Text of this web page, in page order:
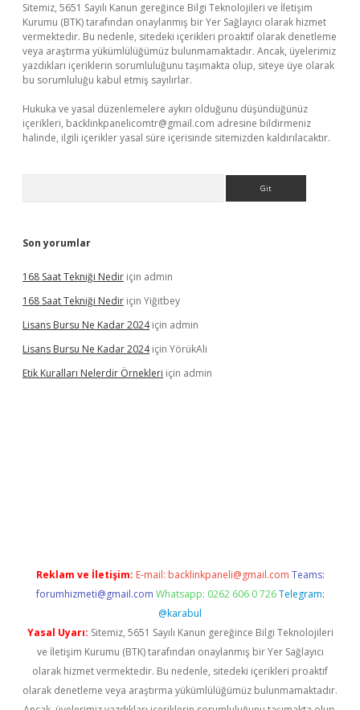
Sitemiz, 5651 Sayılı Kanun gereğince Bilgi Teknolojileri ve İletişim
Kurumu (BTK) tarafından onaylanmış bir Yer Sağlayıcı olarak hizmet
vermektedir. Bu nedenle, sitedeki içerikleri proaktif olarak denetleme
veya araştırma yükümlülüğümüz bulunmamaktadır. Ancak, üyelerimiz
yazdıkları içeriklerin sorumluluğunu taşımakta olup, siteye üye olarak
bu sorumluluğu kabul etmiş sayılırlar.
Hukuka ve yasal düzenlemelere aykırı olduğunu düşündüğünüz
içerikleri, backlinkpanelicomtr@gmail.com adresine bildirmeniz
halinde, ilgili içerikler yasal süre içerisinde sitemizden kaldırılacaktır.
Son yorumlar
168 Saat Tekniği Nedir için admin
168 Saat Tekniği Nedir için Yiğitbey
Lisans Bursu Ne Kadar 2024için admin
Lisans Bursu Ne Kadar 2024için YörükAli
Etik Kuralları Nelerdir Örnekleri için admin
Reklam ve İletişim: E-mail: backlinkpaneli@gmail.com Teams:
forumhizmeti@gmail.com Whatsapp: 0262 606 0 726 Telegram:
@karabul
Yasal Uyarı: Sitemiz, 5651 Sayılı Kanun gereğince Bilgi Teknolojileri
ve İletişim Kurumu (BTK) tarafından onaylanmış bir Yer Sağlayıcı
olarak hizmet vermektedir. Bu nedenle, sitedeki içerikleri proaktif
olarak denetleme veya araştırma yükümlülüğümüz bulunmamaktadır.